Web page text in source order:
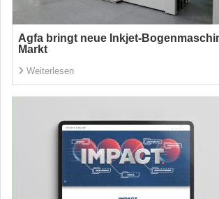
Agfa bringt neue Inkjet-
Markt
Weiterlesen